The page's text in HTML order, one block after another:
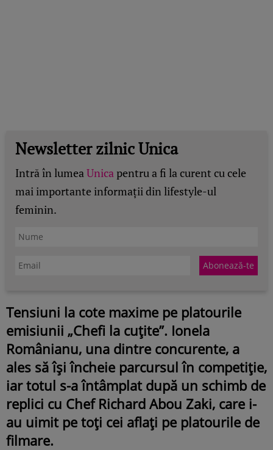
Newsletter zilnic Unica
Intră în lumeaUnicapentru a fi la curent cu cele
mai importante informații din lifestyle-ul
feminin.
Tensiuni la cote maxime pe platourile
emisiunii „Chefi la cuțite”. Ionela
Românianu, una dintre concurente, a
ales să își încheie parcursul în competiție,
iar totul s-a întâmplat după un schimb de
replici cu Chef Richard Abou Zaki, care i-
au uimit pe toți cei aflați pe platourile de
filmare.